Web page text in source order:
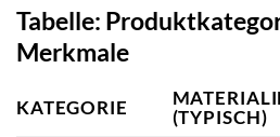
Tabelle:
Merkmale
KATEGORIE
(TYPISCH)